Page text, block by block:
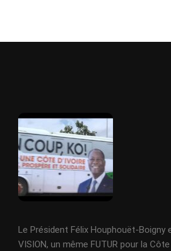
Le Président Félix Houphouët-Boigny
VISION, un même FUTUR pour la